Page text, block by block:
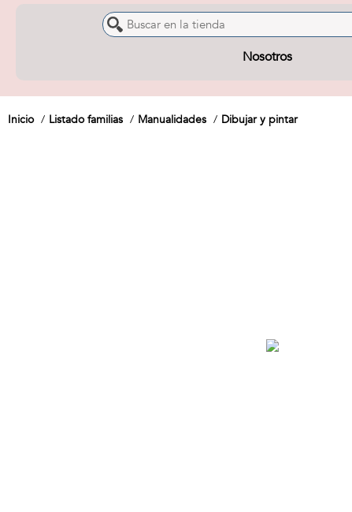
Nosotros
Inicio Listado familias Manualidades Dibujar y pintar